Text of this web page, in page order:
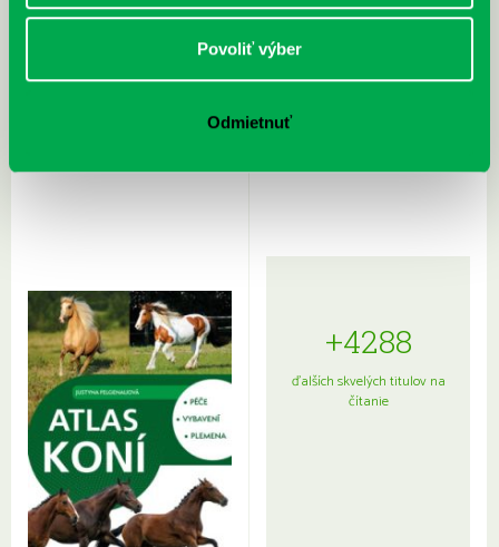
Povoliť výber
Odmietnuť
Rudź, Przemyslaw: Atlas hviezd:
Hardy, Paula: Japonsko na tanieri:
+4288
ďalších skvelých titulov na
čítanie